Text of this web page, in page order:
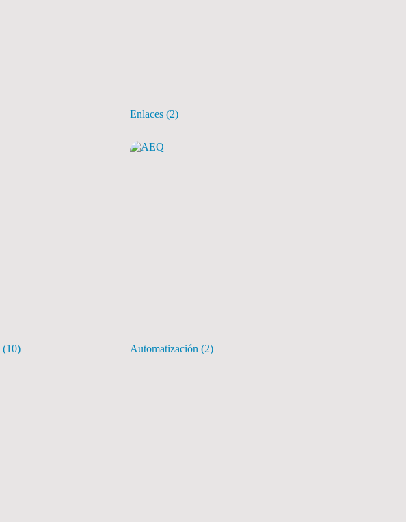
Enlaces (2)
(10) Automatización (2)